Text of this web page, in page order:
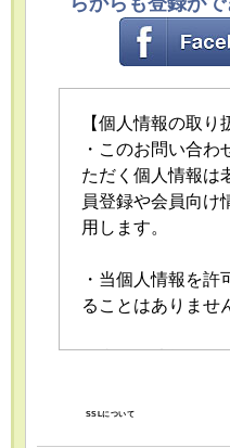
【個人情報の取り
・このお問い合わ
ただく個人情報は
員登録や会員向け
用します。
・当個人情報を許
ることはありませ
おける個人情報の
SSLについて